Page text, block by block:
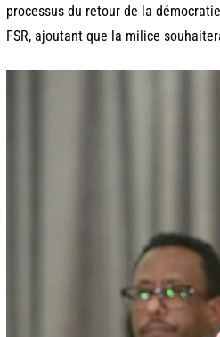
processus du retour de la
FSR, ajoutant que la milice